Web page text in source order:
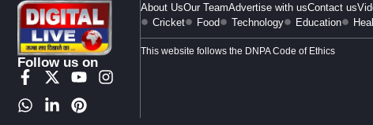
Follow us on
About UsOur TeamAdvertise with usContact us
Cricket
Food Technology Education
This website follows the DNPA Code of Ethics